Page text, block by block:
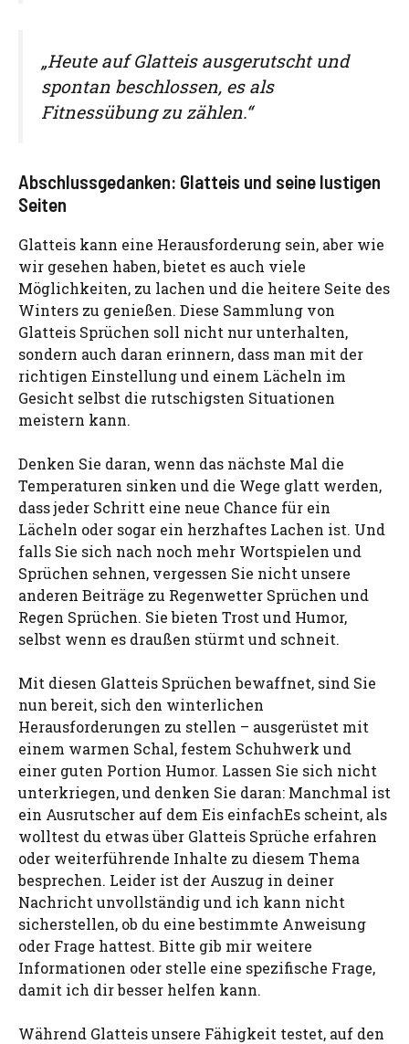
„Heute auf Glatteis ausgerutscht und
spontan beschlossen, es als
Fitnessübung zu zählen.“
Abschlussgedanken: Glatteis und seine lustigen
Seiten
Glatteis kann eine Herausforderung sein, aber wie
wir gesehen haben, bietet es auch viele
Möglichkeiten, zu lachen und die heitere Seite des
Winters zu genießen. Diese Sammlung von
Glatteis Sprüchen soll nicht nur unterhalten,
sondern auch daran erinnern, dass man mit der
richtigen Einstellung und einem Lächeln im
Gesicht selbst die rutschigsten Situationen
meistern kann.
Denken Sie daran, wenn das nächste Mal die
Temperaturen sinken und die Wege glatt werden,
dass jeder Schritt eine neue Chance für ein
Lächeln oder sogar ein herzhaftes Lachen ist. Und
falls Sie sich nach noch mehr Wortspielen und
Sprüchen sehnen, vergessen Sie nicht unsere
anderen Beiträge zu Regenwetter Sprüchen und
Regen Sprüchen. Sie bieten Trost und Humor,
selbst wenn es draußen stürmt und schneit.
Mit diesen Glatteis Sprüchen bewaffnet, sind Sie
nun bereit, sich den winterlichen
Herausforderungen zu stellen – ausgerüstet mit
einem warmen Schal, festem Schuhwerk und
einer guten Portion Humor. Lassen Sie sich nicht
unterkriegen, und denken Sie daran: Manchmal ist
ein Ausrutscher auf dem Eis einfachEs scheint, als
wolltest du etwas über Glatteis Sprüche erfahren
oder weiterführende Inhalte zu diesem Thema
besprechen. Leider ist der Auszug in deiner
Nachricht unvollständig und ich kann nicht
sicherstellen, ob du eine bestimmte Anweisung
oder Frage hattest. Bitte gib mir weitere
Informationen oder stelle eine spezifische Frage,
damit ich dir besser helfen kann.
Während Glatteis unsere Fähigkeit testet, auf den